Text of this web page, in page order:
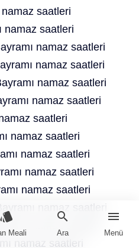
style
Meali
search
Ara
menu
Menü
saatleri
namaz saatleri
namaz saatleri
namaz saatleri
namaz saatleri
namaz saatleri
saatleri
namaz saatleri
namaz saatleri
namaz saatleri
namaz saatleri
namaz saatleri
namaz saatleri
namaz saatleri